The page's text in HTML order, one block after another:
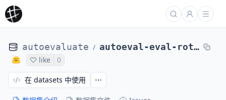
autoevaluate / autoeval-eval-rotten_tomatoes-default-ce3728-2426175522
like 0
在 datasets 中使用